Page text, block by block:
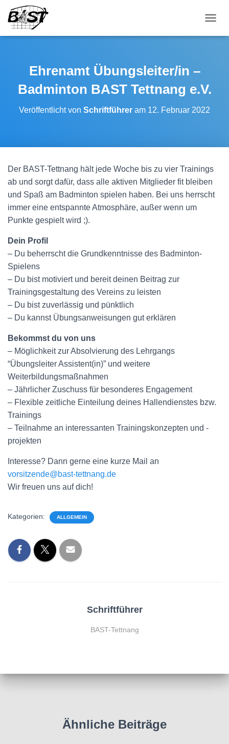
Ehrenamt Übungsleiter/in –
Badminton BAST Tettnang e.V.
Veröffentlicht von Schriftführer am 12. Februar 2022
Der BAST-Tettnang hält jede Woche bis zu vier Trainings
ab und sorgt dafür, dass alle aktiven Mitglieder fit bleiben
und Spaß am Badminton spielen haben. Bei uns herrscht
immer eine entspannte Atmosphäre, außer wenn um
Punkte gespielt wird ;).
Dein Profil
– Du beherrscht die Grundkenntnisse des Badminton-
Spielens
– Du bist motiviert und bereit deinen Beitrag zur
Trainingsgestaltung des Vereins zu leisten
– Du bist zuverlässig und pünktlich
– Du kannst Übungsanweisungen gut erklären
Bekommst du von uns
– Möglichkeit zur Absolvierung des Lehrgangs
“Übungsleiter Assistent(in)” und weitere
Weiterbildungsmaßnahmen
– Jährlicher Zuschuss für besonderes Engagement
– Flexible zeitliche Einteilung deines Hallendienstes bzw.
Trainings
– Teilnahme an interessanten Trainingskonzepten und -
projekten
Interesse? Dann gerne eine kurze Mail an
vorsitzende@bast-tettnang.de
Wir freuen uns auf dich!
Kategorien: ALLGEMEIN
Schriftführer
BAST-Tettnang
Ähnliche Beiträge